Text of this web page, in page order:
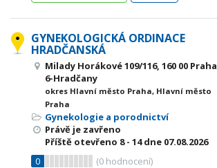
GYNEKOLOGICKÁ ORDINACE
HRADČANSKÁ
Milady Horákové 109/116, 160 00 Praha
6-Hradčany
okres Hlavní město Praha, Hlavní město
Praha
Gynekologie a porodnictví
Právě je zavřeno
Příště otevřeno 8 - 14dne 07.08.2026
0
(0 hodnocení)